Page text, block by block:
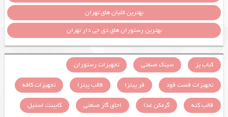
بهترین قلیان های تهران
بهترین رستوران های دی جی دار تهران
کباب پز سینک صنعتی
تجهیزات رستوران
تجهیزات فست فود
فر پیتزا قالب پیتزا
تجهیزات کافه
قالب کته
گرمکن غذا اجاق گاز صنعتی
کابینت استیل